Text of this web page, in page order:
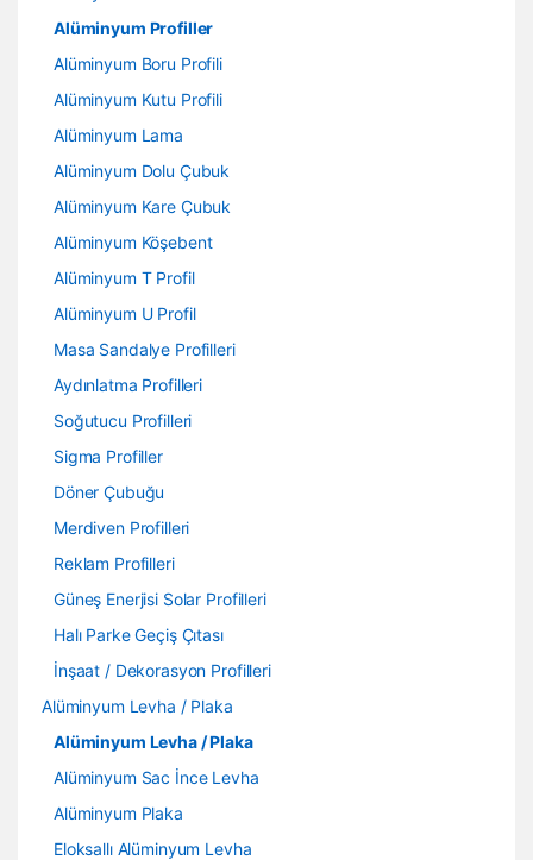
Alüminyum Profiller
Alüminyum Boru Profili
Alüminyum Kutu Profili
Alüminyum Lama
Alüminyum Dolu Çubuk
Alüminyum Kare Çubuk
Alüminyum Köşebent
Alüminyum T Profil
Alüminyum U Profil
Masa Sandalye Profilleri
Aydınlatma Profilleri
Soğutucu Profilleri
Sigma Profiller
Döner Çubuğu
Merdiven Profilleri
Reklam Profilleri
Güneş Enerjisi Solar Profilleri
Halı Parke Geçiş Çıtası
İnşaat / Dekorasyon Profilleri
Alüminyum Levha / Plaka
Alüminyum Levha / Plaka
Alüminyum Sac İnce Levha
Alüminyum Plaka
Eloksallı Alüminyum Levha